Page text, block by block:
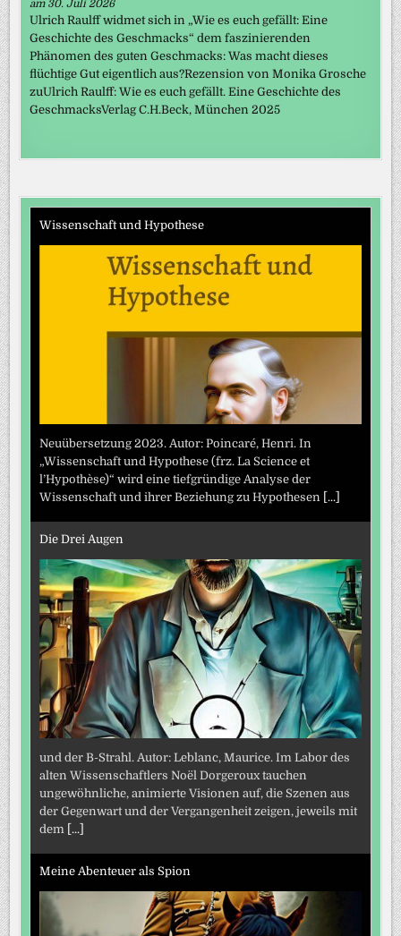
am 30. Juli 2026
Ulrich Raulff widmet sich in „Wie es euch gefällt: Eine
Geschichte des Geschmacks“ dem faszinierenden
Phänomen des guten Geschmacks: Was macht dieses
flüchtige Gut eigentlich aus?Rezension von Monika Grosche
zuUlrich Raulff: Wie es euch gefällt. Eine Geschichte des
GeschmacksVerlag C.H.Beck, München 2025
Wissenschaft und Hypothese
Neuübersetzung 2023. Autor: Poincaré, Henri. In
„Wissenschaft und Hypothese (frz. La Science et
l’Hypothèse)“ wird eine tiefgründige Analyse der
Wissenschaft und ihrer Beziehung zu Hypothesen [...]
Die Drei Augen
und der B-Strahl. Autor: Leblanc, Maurice. Im Labor des
alten Wissenschaftlers Noël Dorgeroux tauchen
ungewöhnliche, animierte Visionen auf, die Szenen aus
der Gegenwart und der Vergangenheit zeigen, jeweils mit
dem [...]
Meine Abenteuer als Spion